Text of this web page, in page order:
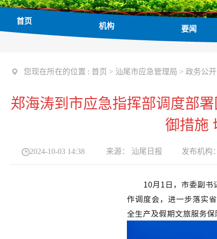
首页
机构 要闻
您现在所在的位置 : 首页 > 汕尾市应急管理局 > 政务公开
郑海涛到市应急指挥部调度部
御措施
2024-10-03 14:38 来源： 汕尾日报 发布机构